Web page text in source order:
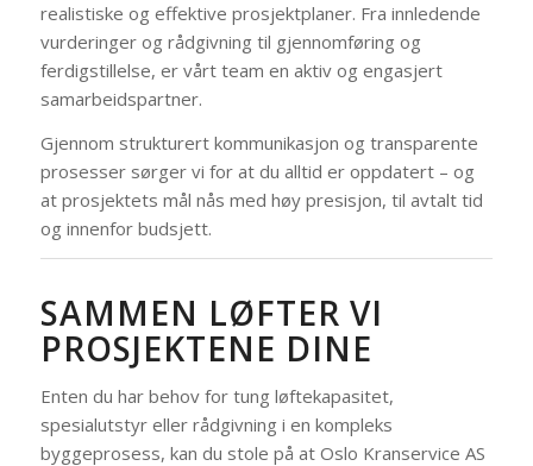
realistiske og effektive prosjektplaner. Fra innledende
vurderinger og rådgivning til gjennomføring og
ferdigstillelse, er vårt team en aktiv og engasjert
samarbeidspartner.
Gjennom strukturert kommunikasjon og transparente
prosesser sørger vi for at du alltid er oppdatert – og
at prosjektets mål nås med høy presisjon, til avtalt tid
og innenfor budsjett.
SAMMEN LØFTER VI
PROSJEKTENE DINE
Enten du har behov for tung løftekapasitet,
spesialutstyr eller rådgivning i en kompleks
byggeprosess, kan du stole på at Oslo Kranservice AS